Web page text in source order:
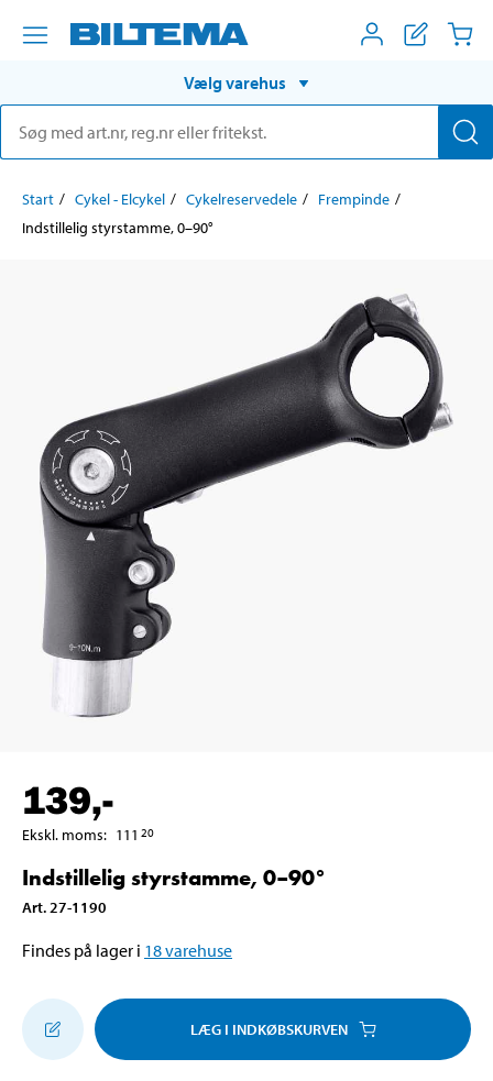
Vælg varehus
Start Cykel - Elcykel Cykelreservedele
Frempinde
Indstillelig styrstamme, 0–90°
139,-
Ekskl. moms: 111 20
Indstillelig styrstamme, 0–90°
Art. 27-1190
Findes på lager i 18varehuse
LÆG I INDKØBSKURVEN